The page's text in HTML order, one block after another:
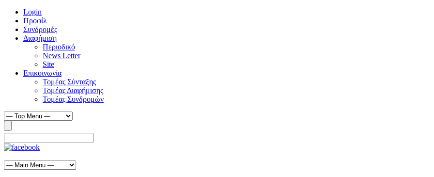
Login
Προφίλ
Συνδρομές
Διαφήμιση
Περιοδικό
News Letter
Site
Επικοινωνία
Τομέας Σύνταξης
Τομέας Διαφήμισης
Τομέας Συνδρομών